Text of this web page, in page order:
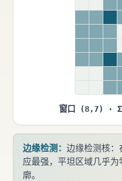
窗口 (8,8) ·
边缘检测： 边缘检测核：
应最强，平坦区域几乎
廓。